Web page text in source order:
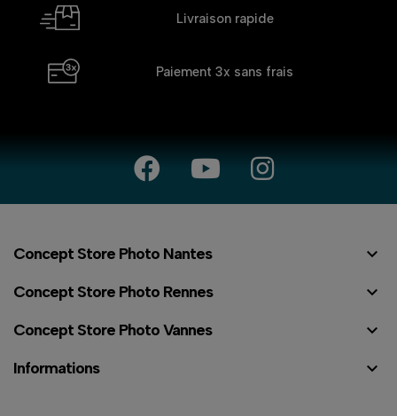
Livraison rapide
Paiement 3x sans frais
Concept Store Photo Nantes 
Concept Store Photo Rennes 
Concept Store Photo Vannes 
Informations 